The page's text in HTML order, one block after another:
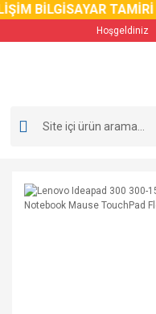
BİLGİSAYAR TAMİRİ
Hoşgeldiniz